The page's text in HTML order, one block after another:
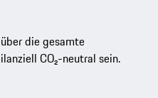
die gesamte
CO₂-neutral sein.